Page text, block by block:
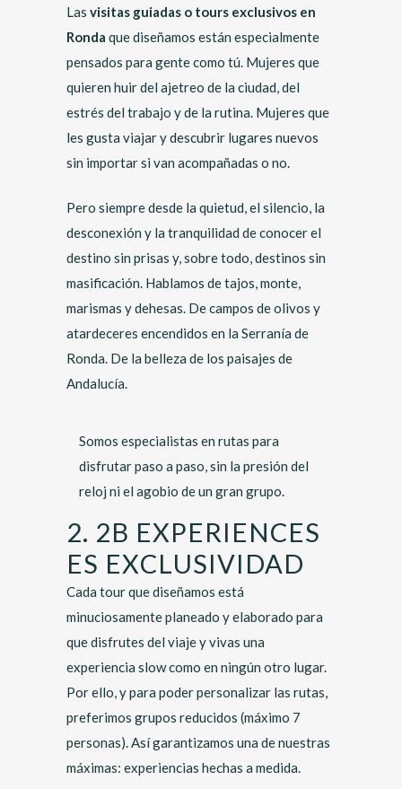
Las visitas guiadas o tours exclusivos en
Ronda que diseñamos están especialmente
pensados para gente como tú. Mujeres que
quieren huir del ajetreo de la ciudad, del
estrés del trabajo y de la rutina. Mujeres que
les gusta viajar y descubrir lugares nuevos
sin importar si van acompañadas o no.
Pero siempre desde la quietud, el silencio, la
desconexión y la tranquilidad de conocer el
destino sin prisas y, sobre todo, destinos sin
masificación. Hablamos de tajos, monte,
marismas y dehesas. De campos de olivos y
atardeceres encendidos en la Serranía de
Ronda. De la belleza de los paisajes de
Andalucía.
Somos especialistas en rutas para
disfrutar paso a paso, sin la presión del
reloj ni el agobio de un gran grupo.
2. 2B EXPERIENCES
ES EXCLUSIVIDAD
Cada tour que diseñamos está
minuciosamente planeado y elaborado para
que disfrutes del viaje y vivas una
experiencia slow como en ningún otro lugar.
Por ello, y para poder personalizar las rutas,
preferimos grupos reducidos (máximo 7
personas). Así garantizamos una de nuestras
máximas: experiencias hechas a medida.